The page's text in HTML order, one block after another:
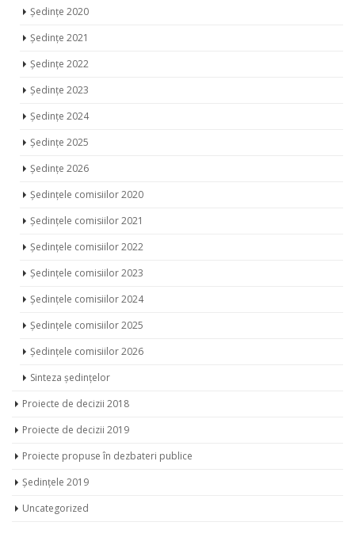
Ședințe 2020
Ședințe 2021
Ședințe 2022
Ședințe 2023
Ședințe 2024
Ședințe 2025
Ședințe 2026
Ședințele comisiilor 2020
Ședințele comisiilor 2021
Ședințele comisiilor 2022
Ședințele comisiilor 2023
Ședințele comisiilor 2024
Ședințele comisiilor 2025
Ședințele comisiilor 2026
Sinteza ședințelor
Proiecte de decizii 2018
Proiecte de decizii 2019
Proiecte propuse în dezbateri publice
Ședințele 2019
Uncategorized